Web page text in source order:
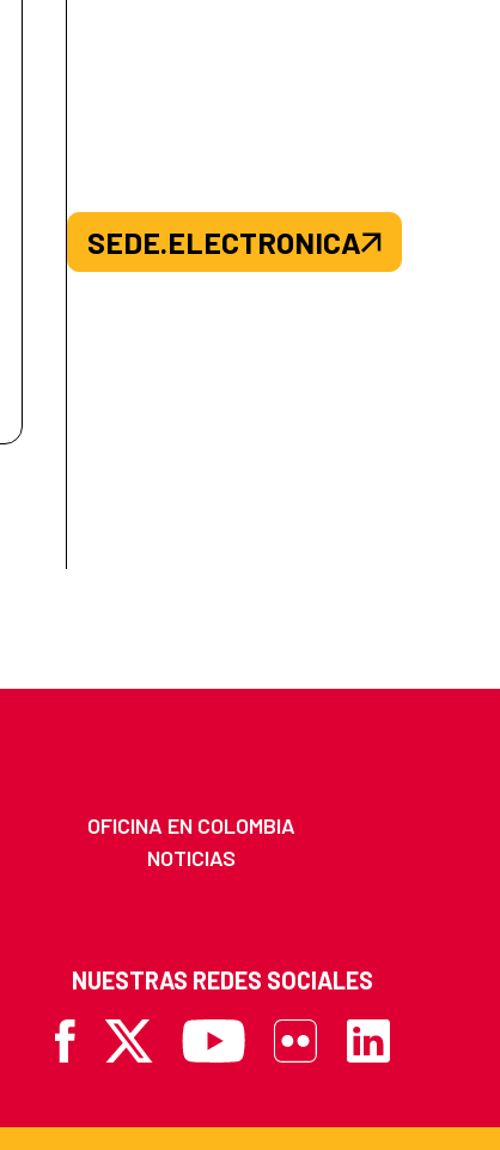
SEDE.ELECTRONICA
OFICINA EN COLOMBIA
NOTICIAS
NUESTRAS REDES SOCIALES
Facebook
X Youtube Flickr Linkedin